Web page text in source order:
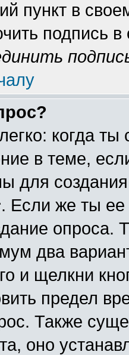
пункт в
подпись
когда
в теме,
для
. Если же ты ее
опроса.
два
и щелкни
предел
Также
оно